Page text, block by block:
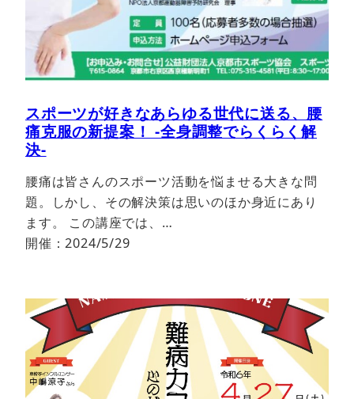
スポーツが好きなあらゆる世代に送る、腰
痛克服の新提案！ -全身調整でらくらく解
決-
腰痛は皆さんのスポーツ活動を悩ませる大きな問
題。しかし、その解決策は思いのほか身近にあり
ます。 この講座では、…
開催：2024/5/29